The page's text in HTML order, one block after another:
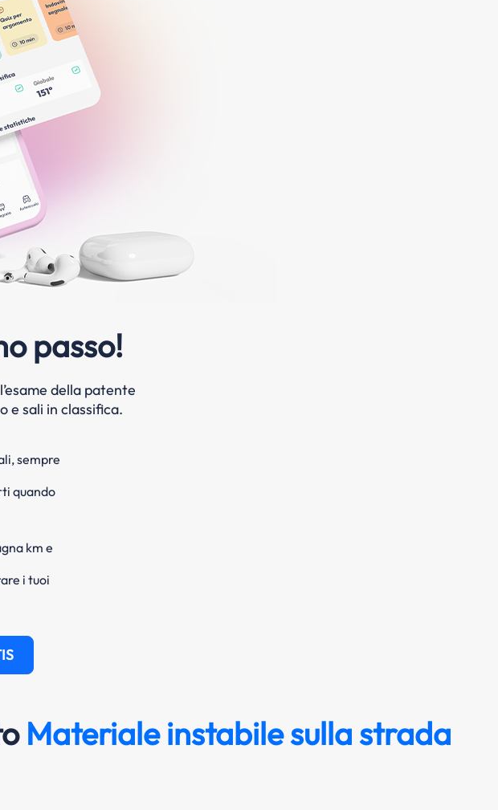
passo!
della patente
e sali in classifica.
sempre
quando
km e
i tuoi
Materiale instabile sulla strada